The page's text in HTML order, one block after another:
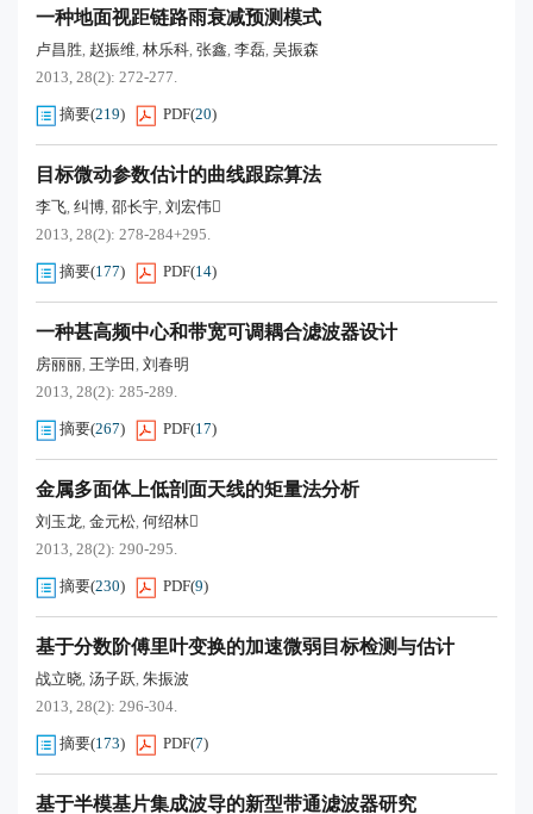
一种地面视距链路雨衰减预测模式
卢昌胜, 赵振维, 林乐科, 张鑫, 李磊, 吴振森
2013, 28(2): 272-277.
摘要(219) PDF(20)
目标微动参数估计的曲线跟踪算法
李飞, 纠博, 邵长宇, 刘宏伟
2013, 28(2): 278-284+295.
摘要(177) PDF(14)
一种甚高频中心和带宽可调耦合滤波器设计
房丽丽, 王学田 , 刘春明
2013, 28(2): 285-289.
摘要(267) PDF(17)
金属多面体上低剖面天线的矩量法分析
刘玉龙, 金元松, 何绍林
2013, 28(2): 290-295.
摘要(230) PDF(9)
基于分数阶傅里叶变换的加速微弱目标检测与估计
战立晓, 汤子跃, 朱振波
2013, 28(2): 296-304.
摘要(173) PDF(7)
基于半模基片集成波导的新型带通滤波器研究